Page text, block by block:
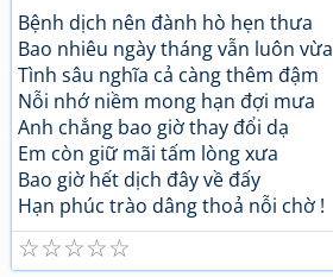
Bệnh dịch nên đành hò hẹn thưa
Bao nhiêu ngày tháng vẫn luôn vừa
Tình sâu nghĩa cả càng thêm đậm
Nỗi nhớ niềm mong hạn đợi mưa
Anh chẳng bao giờ thay đổi dạ
Em còn giữ mãi tấm lòng xưa
Bao giờ hết dịch đây về đấy
Hạn phúc trào dâng thoả nỗi chờ !
☆
☆
☆
☆
☆